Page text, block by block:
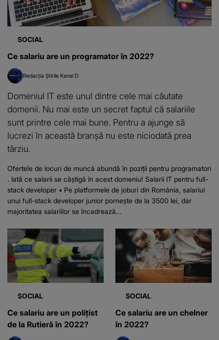
SOCIAL
Ce salariu are un programator în 2022?
Redacția Știrile Kanal D
Domeniul IT este unul dintre cele mai căutate
domenii. Nu mai este un secret faptul că salariile
sunt printre cele mai bune. Pentru a ajunge să
lucrezi în această branșă nu este niciodată prea
târziu.
Ofertele de locuri de muncă abundă în poziții pentru programatori
. Iată ce salarii se câștigă în acest domeniu! Salarii IT pentru full-
stack developer • Pe platformele de joburi din România, salariul
unui full-stack developer junior pornește de la 3500 lei, dar
majoritatea salariilor se încadrează...
SOCIAL
Ce salariu are un poliţist
de la Rutieră în 2022?
SOCIAL
Ce salariu are un chelner
în 2022?